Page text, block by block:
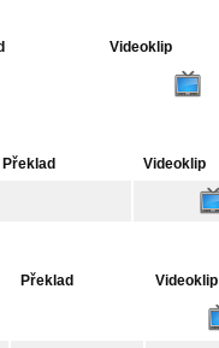
Videoklip
Překlad Videoklip
Překlad Videoklip